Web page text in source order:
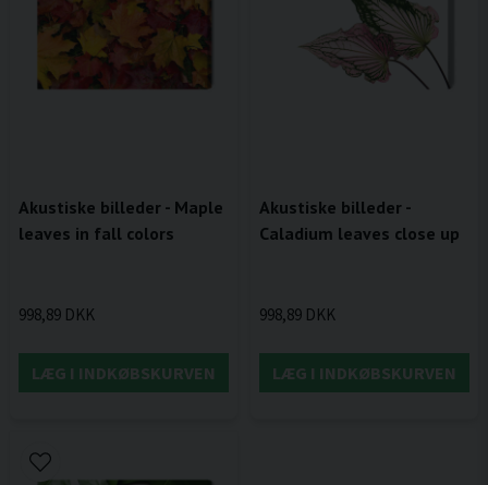
Akustiske billeder - Maple
leaves in fall colors
998,89 DKK
LÆG I INDKØBSKURVEN
Akustiske billeder -
Caladium leaves close up
998,89 DKK
LÆG I INDKØBSKURVEN